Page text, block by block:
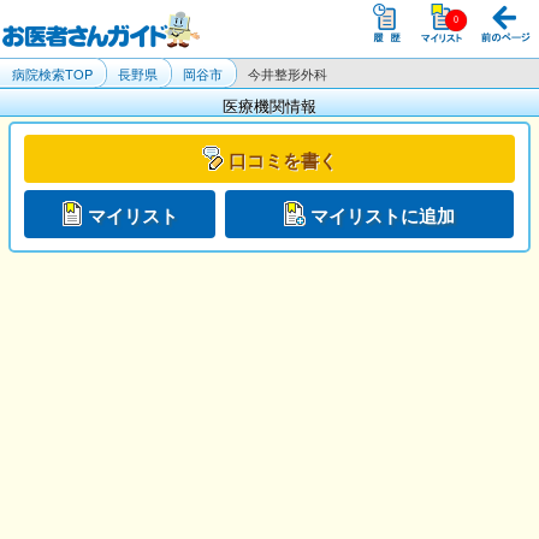
病院検索TOP 長野県 岡谷市 今井整形外科
医療機関情報
口コミを書く
マイリスト マイリストに追加